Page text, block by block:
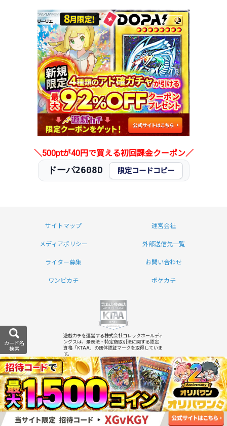
＼500ptが40円で買える初回課金クーポン／
ドーパ2608D 限定コードコピー
運営会社
サイトマップ
外部送信先一覧
メディアポリシー
お問い合わせ
ライター募集
ポケカチ
ワンピカチ
遊戯カチを運営する株式会社コレックホールディ
ングスは、景表法・特定商取引法に関する認定
資格「KTAA」の団体認証マークを取得していま
す。
Copyright (C) 2026 遊戯カチ
All Rights Reserved.
カード名
検索